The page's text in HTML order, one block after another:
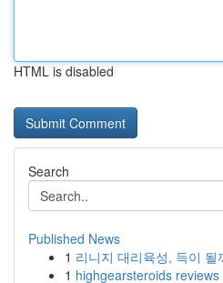
HTML is disabled
Search
Published News
1 리니지 대리육성, 득이 될
1 highgearsteroids